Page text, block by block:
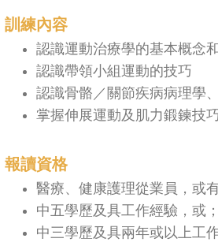
訓練內容
認識運動治療學的基本概念
認識帶領小組運動的技巧
認識骨骼／關節疾病病理學
掌握伸展運動及肌力鍛鍊技
報讀資格
醫療、健康護理從業員，或
中五學歷及具工作經驗，或；
中三學歷及具兩年或以上工